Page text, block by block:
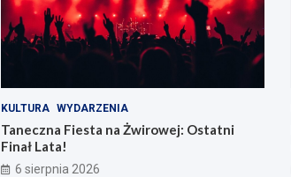
KULTURA WYDARZENIA
Taneczna Fiesta na Żwirowej: Ostatni
Finał Lata!
6 sierpnia 2026